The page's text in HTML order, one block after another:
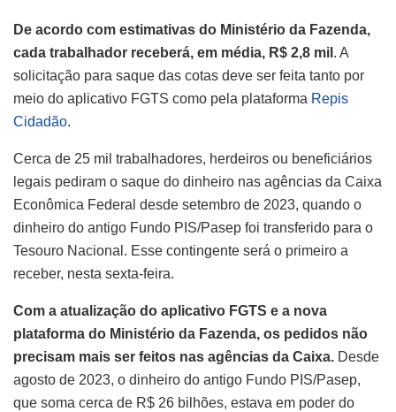
De acordo com estimativas do Ministério da Fazenda,
cada trabalhador receberá, em média, R$ 2,8 mil . A
solicitação para saque das cotas deve ser feita tanto por
meio do aplicativo FGTS como pela plataforma Repis
Cidadão.
Cerca de 25 mil trabalhadores, herdeiros ou beneficiários
legais pediram o saque do dinheiro nas agências da Caixa
Econômica Federal desde setembro de 2023, quando o
dinheiro do antigo Fundo PIS/Pasep foi transferido para o
Tesouro Nacional. Esse contingente será o primeiro a
receber, nesta sexta-feira.
Com a atualização do aplicativo FGTS e a nova
plataforma do Ministério da Fazenda, os pedidos não
precisam mais ser feitos nas agências da Caixa. Desde
agosto de 2023, o dinheiro do antigo Fundo PIS/Pasep,
que soma cerca de R$ 26 bilhões, estava em poder do